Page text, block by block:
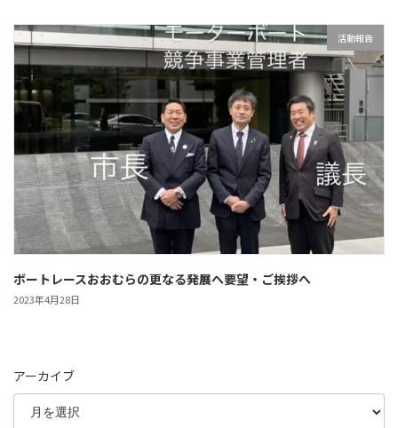
活動報告
ボートレースおおむらの更なる発展へ要望・ご挨拶へ
2023年4月28日
アーカイブ